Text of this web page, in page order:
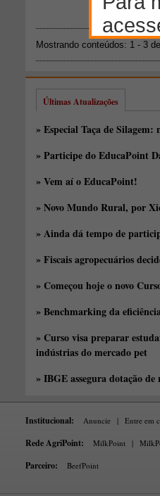
Mostrando conteúdos: 1 - 3
Últimas Atualizações
» Especial Taça de Silagem:
» Participe do EducaPoint
» Vem aí o EducaPoint!
» Novo Mundo Rural, por
» Ainda dá tempo de
» Fiscais agropecuários
» Começou hoje o novo
» Benchmarking da
» Curso visa preparar
indústrias do mercado pet
» IBGE assegura dotação
Institucional: Anuncie | Entre em
Rede AgriPoint: MilkPoint |
Parceiro: BeefPoint